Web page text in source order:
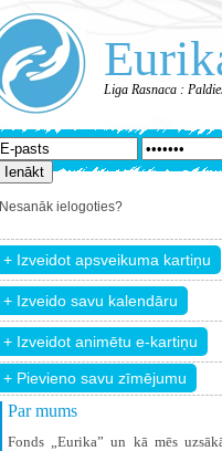
Liga Rasnaca :
Nesanāk ielogoties?
+ Pievieno savu zīmējumu
Par mums
Fonds „Eurika” un kā mēs